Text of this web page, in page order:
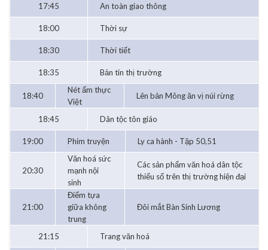
17:45 An toàn giao thông
18:00 Thời sự
18:30 Thời tiết
18:35 Bản tin thị trường
18:40
Nét ẩm thực
Việt
Lên bản Mông ăn vị núi rừng
18:45 Dân tộc tôn giáo
19:00 Phim truyện Ly ca hành - Tập 50,51
20:30
Văn hoá sức
mạnh nội
sinh
Các sản phẩm văn hoá dân tộc
thiểu số trên thị trường hiện đại
21:00
Điểm tựa
giữa không
trung
Đôi mắt Bàn Sinh Lương
21:15 Trang văn hoá